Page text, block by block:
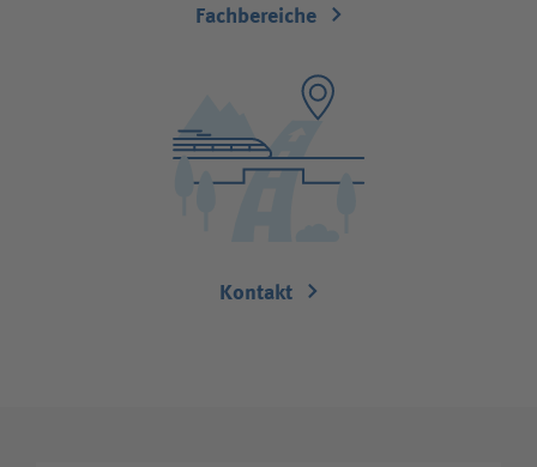
Fachbereiche
Kontakt